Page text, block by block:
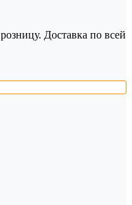
Доставка по всей